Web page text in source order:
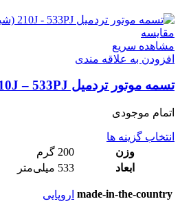
مقایسه
مشاهده سریع
افزودن به علاقه مندی
تسمه موتور تردمیل 210J – 533PJ (شیاری)
اتمام موجودی
انتخاب گزینه ها
وزن
200 گرم
ابعاد
533 میلی‌متر
made-in-the-country اروپایی